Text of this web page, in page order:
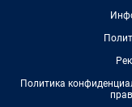
Политика